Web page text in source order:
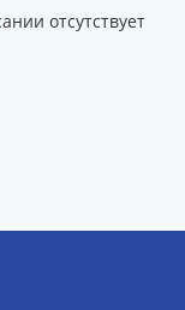
отсутствует